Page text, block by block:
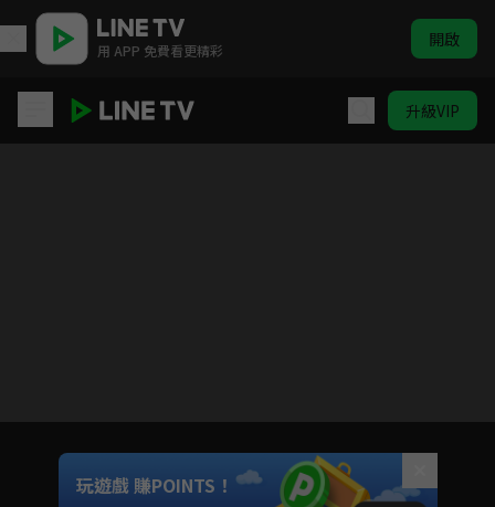
用 APP 免費看更精彩 開啟
升級VIP
Unmute
如有不便請見諒
玩遊戲 賺POINTS！